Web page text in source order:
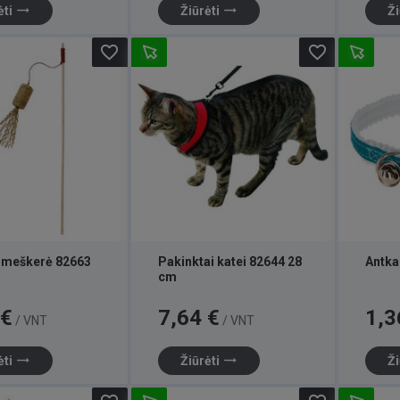
trending_flat Žiūrėti trending_flat
82663
/ VNT
trending_flat
favorite_border
Pakinktai katei 82644 28
cm
Kaina
7,64 € / VNT
Žiūrėti trending_flat
favorite_border
Kaina